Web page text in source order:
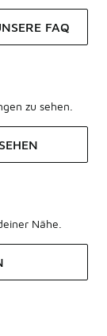
FAQ
zu sehen.
Nähe.